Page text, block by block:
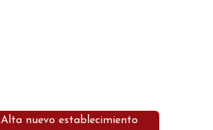
Alta nuevo establecimiento